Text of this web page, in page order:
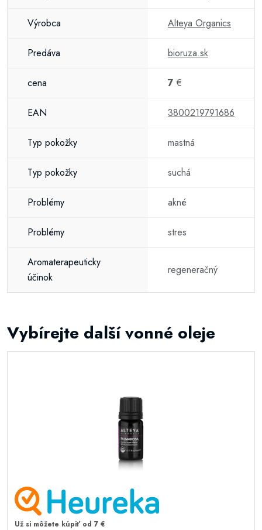
Výrobca Alteya Organics
Predáva bioruza.sk
cena 7 €
EAN 3800219791686
Typ pokožky mastná
Typ pokožky suchá
Problémy akné
Problémy stres
Aromaterapeuticky
účinok
regeneračný
Vybírejte další vonné oleje
Už si môžete kúpiť od 7 €